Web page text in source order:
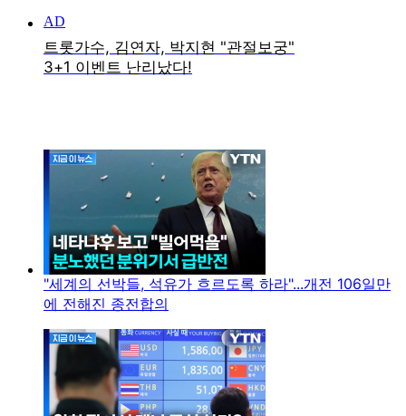
"세계의 선박들, 석유가 흐르도록 하라"...개전 106일만
에 전해진 종전합의